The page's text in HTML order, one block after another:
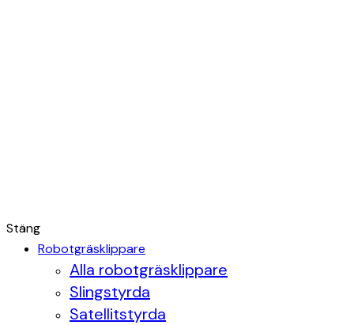
Stäng
Robotgräsklippare
Alla robotgräsklippare
Slingstyrda
Satellitstyrda